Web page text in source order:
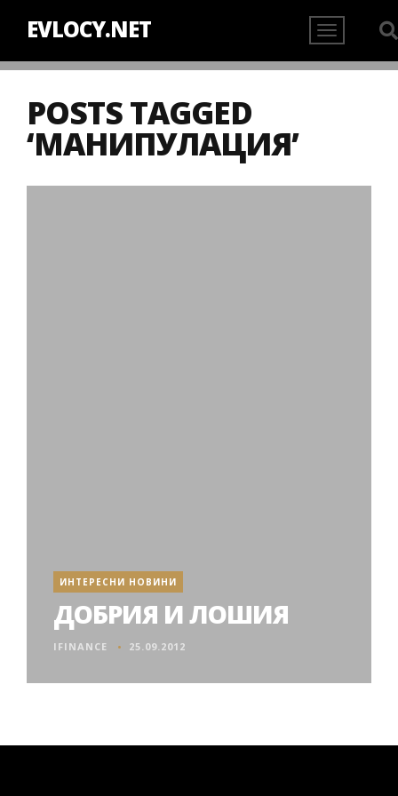
EVLOCY.NET
POSTS TAGGED
‘МАНИПУЛАЦИЯ’
ИНТЕРЕСНИ НОВИНИ
ДОБРИЯ И ЛОШИЯ
IFINANCE 25.09.2012